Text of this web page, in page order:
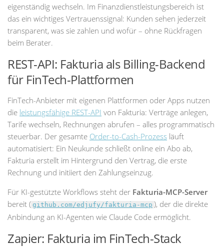
eigenständig wechseln. Im Finanzdienstleistungsbereich ist
das ein wichtiges Vertrauenssignal: Kunden sehen jederzeit
transparent, was sie zahlen und wofür – ohne Rückfragen
beim Berater.
REST-API: Fakturia als Billing-Backend
für FinTech-Plattformen
FinTech-Anbieter mit eigenen Plattformen oder Apps nutzen
die leistungsfähige REST-API von Fakturia: Verträge anlegen,
Tarife wechseln, Rechnungen abrufen – alles programmatisch
steuerbar. Der gesamte Order-to-Cash-Prozess läuft
automatisiert: Ein Neukunde schließt online ein Abo ab,
Fakturia erstellt im Hintergrund den Vertrag, die erste
Rechnung und initiiert den Zahlungseinzug.
Für KI-gestützte Workflows steht der Fakturia-MCP-Server
bereit ( github.com/edjufy/fakturia-mcp ), der die direkte
Anbindung an KI-Agenten wie Claude Code ermöglicht.
Zapier: Fakturia im FinTech-Stack